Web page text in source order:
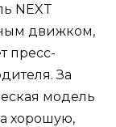
NEXT
движком,
пресс-
За
модель
хорошую,